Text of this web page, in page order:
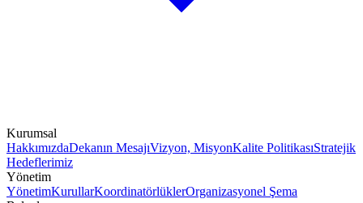
Kurumsal
HakkımızdaDekanın MesajıVizyon, MisyonKalite PolitikasıStratejik
Hedeflerimiz
Yönetim
YönetimKurullarKoordinatörlüklerOrganizasyonel Şema